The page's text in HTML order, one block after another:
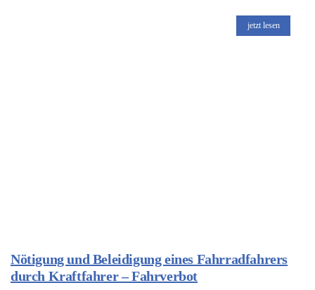
jetzt lesen
Nötigung und Beleidigung eines Fahrradfahrers
durch Kraftfahrer – Fahrverbot